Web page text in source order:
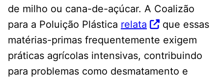
de milho ou cana-de-açúcar. A Coalizão
para a Poluição Plástica relata
que essas
matérias-primas frequentemente exigem
práticas agrícolas intensivas, contribuindo
para problemas como desmatamento e